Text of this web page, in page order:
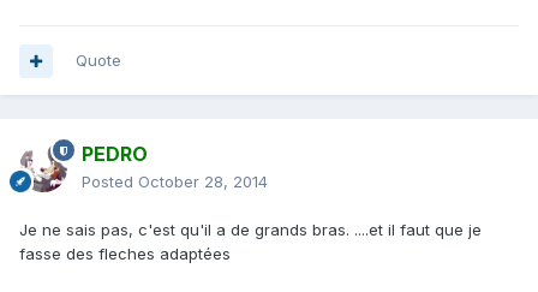
Quote
PEDRO
Posted October 28, 2014
Je ne sais pas, c'est qu'il a de grands bras. ....et il faut que je
fasse des fleches adaptées